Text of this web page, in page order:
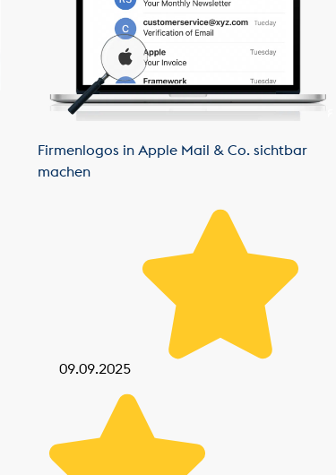
Firmenlogos in Apple Mail & Co. sichtbar
machen
09.09.2025